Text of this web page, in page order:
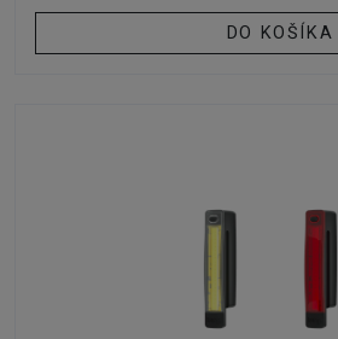
DO KOŠÍKA